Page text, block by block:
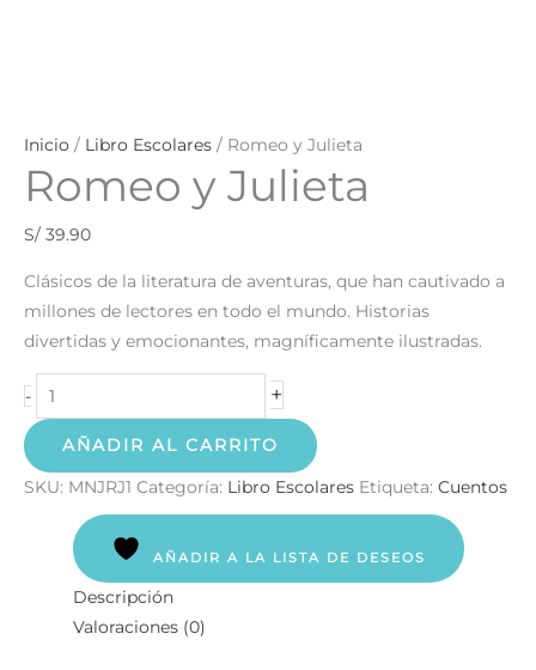
Inicio / Libro Escolares / Romeo y Julieta
Romeo y Julieta
S/ 39.90
Clásicos de la literatura de aventuras, que han cautivado a
millones de lectores en todo el mundo. Historias
divertidas y emocionantes, magníficamente ilustradas.
- +
AÑADIR AL CARRITO
SKU: MNJRJ1 Categoría: Libro Escolares Etiqueta: Cuentos
AÑADIR A LA LISTA DE DESEOS
Descripción
Valoraciones (0)